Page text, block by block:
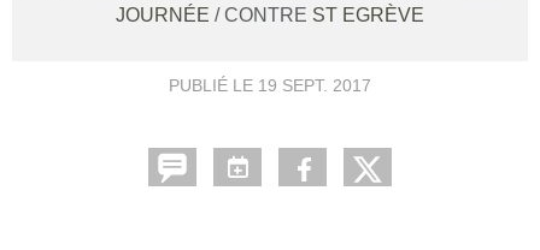
JOURNÉE / CONTRE ST EGRÈVE
PUBLIÉ LE 19 SEPT. 2017